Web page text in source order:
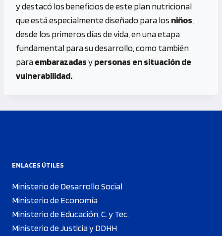
y destacó los beneficios de este plan nutricional
que está especialmente diseñado para los niños
desde los primeros días de vida, en una etapa
fundamental para su desarrollo, como también
paraembarazadasypersonas en situación de
vulnerabilidad.
ENLACES ÚTILES
Ministerio de Desarrollo Social
Ministerio de Economía
Ministerio de Educación, C. y Tec.
Ministerio de Justicia y DDHH